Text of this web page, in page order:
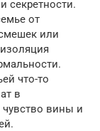
секретности.
от
или
что-то
в
вины и